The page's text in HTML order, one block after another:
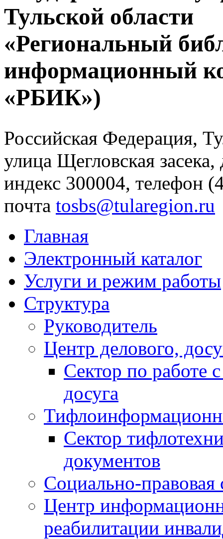
Тульской области
«Региональный
информационный
«РБИК»)
Российская Федерация,
улица Щегловская
индекс 300004, телефон
почта tosbs@tularegion.ru
Главная
Электронный каталог
Услуги и режим работы
Структура
Руководитель
Центр делового,
Сектор по работе
досуга
Сектор
документов
Социально-правовая
Центр
реабилитации